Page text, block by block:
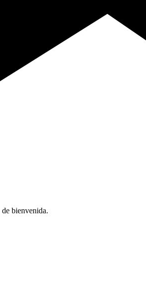
bienvenida.